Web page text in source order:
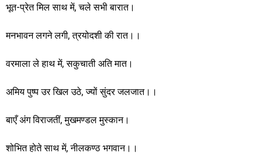
भूत-प्रेत मिल साथ में, चले सभी बारात।
मनभावन लगने लगी, त्रयोदशी की रात।।
वरमाला ले हाथ में, सकुचाती अति मात।
अमिय पुष्प उर खिल उठे, ज्यों सुंदर जलजात।।
बाएँ अंग विराजतीं, मुखमण्डल मुस्कान।
शोभित होते साथ में, नीलकण्ठ भगवान।।